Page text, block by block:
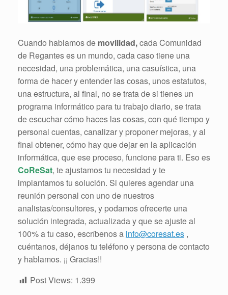
Cuando hablamos de movilidad,cada Comunidad
de Regantes es un mundo, cada caso tiene una
necesidad, una problemática, una casuística, una
forma de hacer y entender las cosas, unos estatutos,
una estructura, al final, no se trata de si tienes un
programa informático para tu trabajo diario, se trata
de escuchar cómo haces las cosas, con qué tiempo y
personal cuentas, canalizar y proponer mejoras, y al
final obtener, cómo hay que dejar en la aplicación
informática, que ese proceso, funcione para ti. Eso es
CoReSat, te ajustamos tu necesidad y te
implantamos tu solución. Si quieres agendar una
reunión personal con uno de nuestros
analistas/consultores, y podamos ofrecerte una
solución integrada, actualizada y que se ajuste al
100% a tu caso, escríbenos a info@coresat.es ,
cuéntanos, déjanos tu teléfono y persona de contacto
y hablamos. ¡¡ Gracias!!
Post Views: 1.399